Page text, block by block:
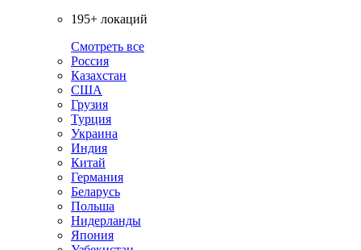
195+ локаций
Смотреть все
Россия
Казахстан
США
Грузия
Турция
Украина
Индия
Китай
Германия
Беларусь
Польша
Нидерланды
Япония